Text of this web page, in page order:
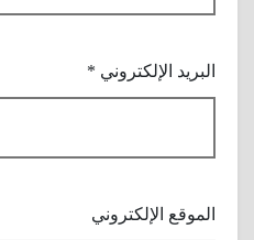
البريد الإلكتروني *
الموقع الإلكتروني